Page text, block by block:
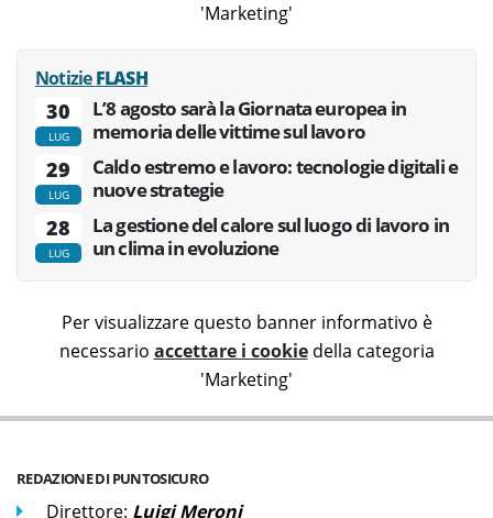
'Marketing'
NotizieFLASH
30
LUG
L’8 agosto sarà la Giornata europea in
memoria delle vittime sul lavoro
29
LUG
Caldo estremo e lavoro: tecnologie digitali e
nuove strategie
28
LUG
La gestione del calore sul luogo di lavoro in
un clima in evoluzione
Per visualizzare questo banner informativo è
necessario accettare i cookiedella categoria
'Marketing'
REDAZIONE DI PUNTOSICURO
Direttore: Luigi Meroni